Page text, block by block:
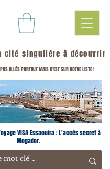
cité singulière à découvrir
ALLÉS PARTOUT MAIS C'EST SUR NOTRE LISTE !
VISA Essaouira : L'accès secret à
Mogador.